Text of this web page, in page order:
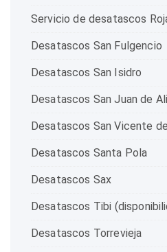
Servicio de desatascos
Desatascos San Fulgencio
Desatascos San Isidro
Desatascos San Juan de
Desatascos San Vicente
Desatascos Santa Pola
Desatascos Sax
Desatascos Tibi
Desatascos Torrevieja